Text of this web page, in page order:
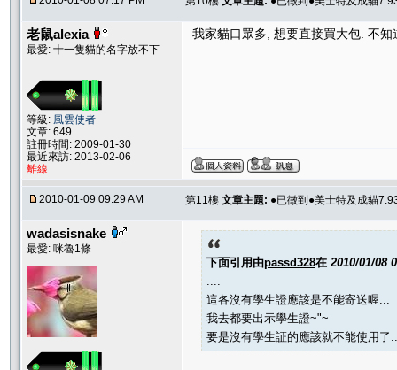
老鼠alexia
最愛: 十一隻貓的名字放不下
等級: 風雲使者
文章: 649
註冊時間: 2009-01-30
最近來訪: 2013-02-06
離線
我家貓口眾多, 想要直接買大包. 不
2010-01-09 09:29 AM 第11樓 文章主題: ●已徵到●美士特及成貓
wadasisnake
最愛: 咪魯1條
下面引用由passd328在 2010/01/08
這各沒有學生證應該是不能寄送喔...
我去都要出示學生證~"~
要是沒有學生証的應該就不能使用了